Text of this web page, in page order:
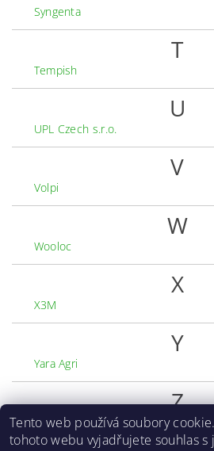
Syngenta
T
Tempish
U
UPL Czech s.r.o.
V
Volpi
W
Wooloc
X
X3M
Y
Yara Agri
Z
Zone
Tento web používá soubory
tohoto webu vyjadřujete souhlas s